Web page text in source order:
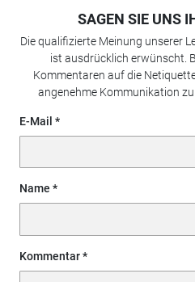
SAGEN SIE UNS
Die qualifizierte Meinung unserer
ist ausdrücklich erwünscht.
Kommentaren auf die
angenehme Kommunikation
E-Mail
Name
Kommentar